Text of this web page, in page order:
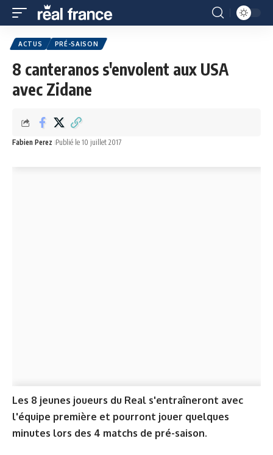
ACTUS PRÉ-SAISON
8 canteranos s'envolent aux USA
avec Zidane
Fabien Perez Publié le 10 juillet 2017
Les 8 jeunes joueurs du Real s'entraîneront avec
l'équipe première et pourront jouer quelques
minutes lors des 4 matchs de pré-saison.